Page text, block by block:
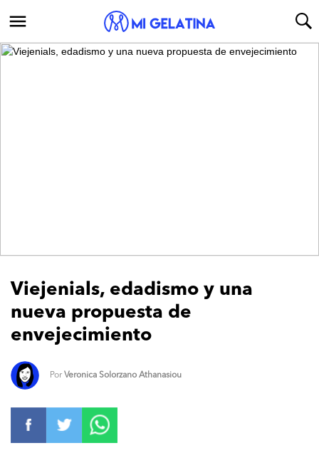
Viejenials, edadismo y una
nueva propuesta de
envejecimiento
Por Veronica Solorzano Athanasiou